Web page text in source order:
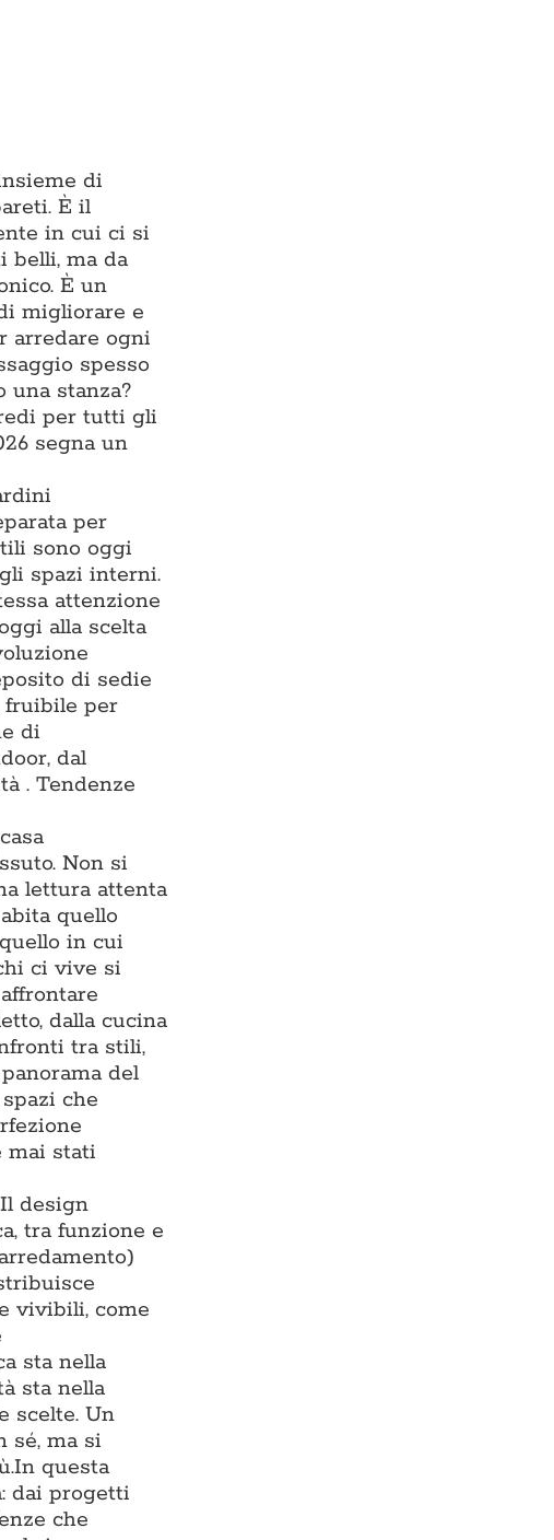
di
È il
in cui ci si
belli, ma da
È un
migliorare e
arredare ogni
spesso
una stanza?
per tutti gli
segna un
per
sono oggi
spazi interni.
attenzione
alla scelta
di sedie
fruibile per
di
dal
. Tendenze
Non si
lettura attenta
quello
in cui
ci vive si
dalla cucina
tra stili,
del
che
mai stati
design
tra funzione e
vivibili, come
sta nella
sta nella
scelte. Un
sé, ma si
questa
dai progetti
che